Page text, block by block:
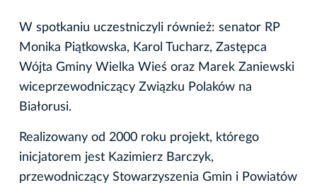
W spotkaniu uczestniczyli również: senator RP
Monika Piątkowska, Karol Tucharz, Zastępca
Wójta Gminy Wielka Wieś oraz Marek Zaniewski
wiceprzewodniczący Związku Polaków na
Białorusi.
Realizowany od 2000 roku projekt, którego
inicjatorem jest Kazimierz Barczyk,
przewodniczący Stowarzyszenia Gmin i Powiatów